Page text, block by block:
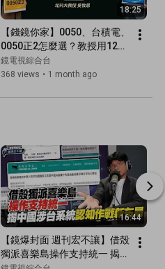
18:25
【錢鏡你家】0050、台積電、
0050正2怎麼選？教授用12年
數據揭答ft.北科大教授 吳牧恩
｜錢鏡你家｜鏡新聞Ｘ鏡週刊
鏡電視綜合台
368 views • 1 month ago
16:44
【鏡爆封面 週刊宏不讓】借殼
獨派喜樂島操作支持統一 揭中